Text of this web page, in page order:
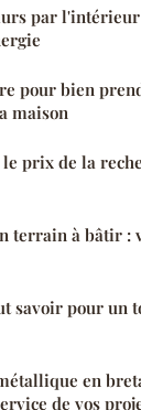
par
pour bien
maison
prix de la
terrain à bâtir :
savoir pour un
en
de vos